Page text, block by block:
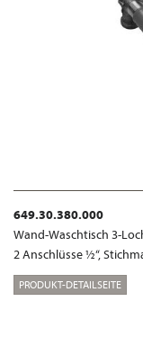
649.30.380.000
Wand-Waschtisch 3-
2 Anschlüsse ½“,
PRODUKT-DETAILSEITE